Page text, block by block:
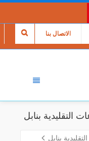
الاتصال بنا